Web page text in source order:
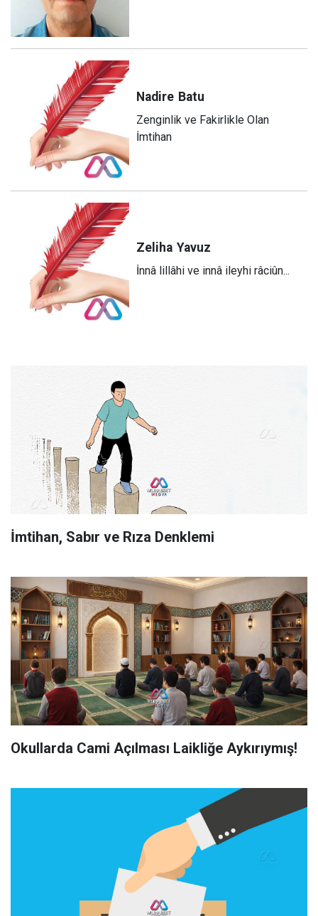
Nadire Batu
Zenginlik ve Fakirlikle Olan
İmtihan
Zeliha Yavuz
​İnnâ lillâhi ve innâ ileyhi râciûn...
İmtihan, Sabır ve Rıza Denklemi
Okullarda Cami Açılması Laikliğe Aykırıymış!